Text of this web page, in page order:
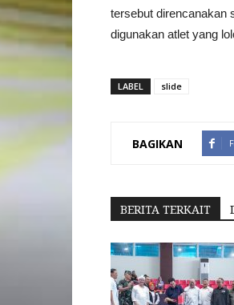
tersebut direncanakan
digunakan atlet yang
LABEL slide
BAGIKAN
BERITA TERKAIT